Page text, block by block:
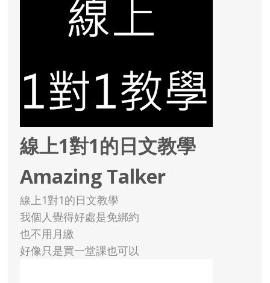
線上1對1的日文教學
Amazing Talker
線上1對1的日文教學
我個人覺得好處是免綁約
也不用月繳
好像只是買一堂課也可以